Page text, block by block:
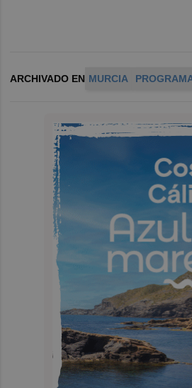
ARCHIVADO EN MURCIA